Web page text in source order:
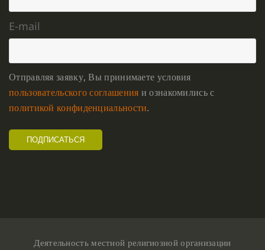
E-mail
Отправляя заявку, Вы принимаете условия
пользовательского соглашения и ознакомились с
политикой конфиденциальности.
Деятельность местной религиозной организации